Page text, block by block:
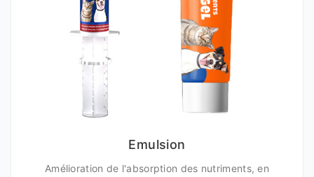
Emulsion
Amélioration de l'absorption des nutriments, en